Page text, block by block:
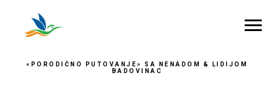
«PORODIČNO PUTOVANJE» SA NENADOM & LIDIJOM
BADOVINAC